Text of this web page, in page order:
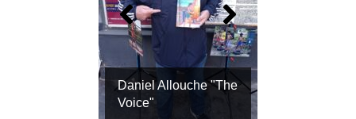
Daniel Allouche "The
Voice"